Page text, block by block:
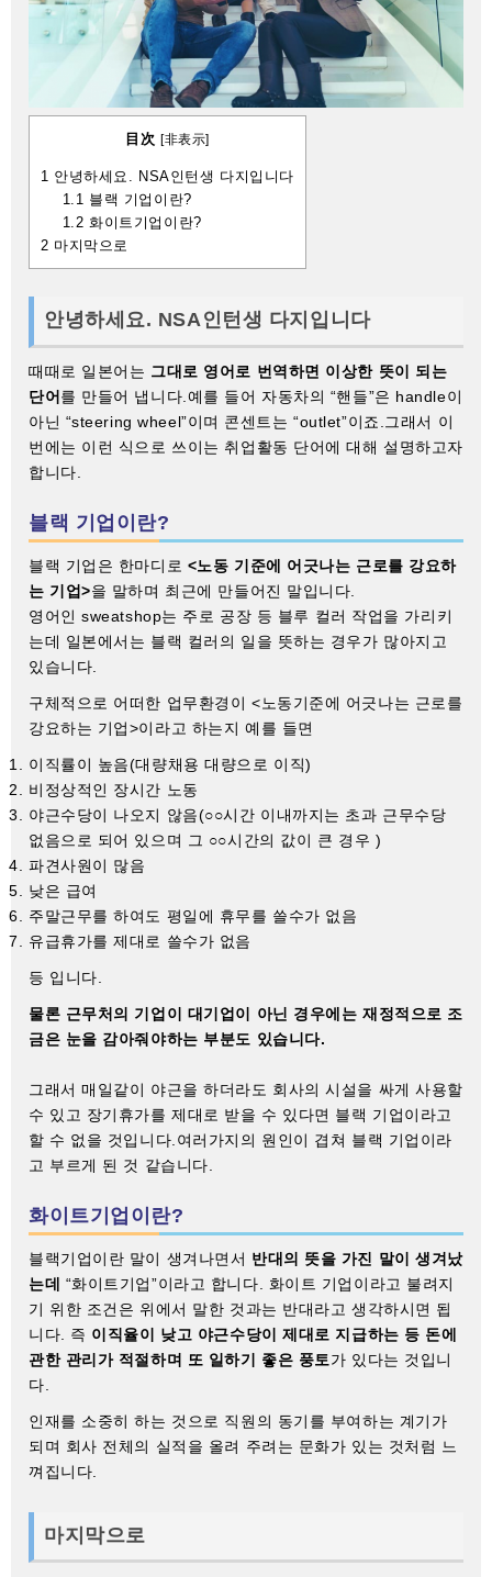
目次 [非表示]
1 안녕하세요. NSA인턴생 다지입니다
1.1 블랙 기업이란?
1.2 화이트기업이란?
2 마지막으로
안녕하세요. NSA인턴생 다지입니다
때때로 일본어는 그대로 영어로 번역하면 이상한 뜻이 되는
단어를 만들어 냅니다.예를 들어 자동차의 “핸들”은 handle이
아닌 “steering wheel”이며 콘센트는 “outlet”이죠.그래서 이
번에는 이런 식으로 쓰이는 취업활동 단어에 대해 설명하고자
합니다.
블랙 기업이란?
블랙 기업은 한마디로 <노동 기준에 어긋나는 근로를 강요하
는 기업>을 말하며 최근에 만들어진 말입니다.
영어인 sweatshop는 주로 공장 등 블루 컬러 작업을 가리키
는데 일본에서는 블랙 컬러의 일을 뜻하는 경우가 많아지고
있습니다.
구체적으로 어떠한 업무환경이 <노동기준에 어긋나는 근로를
강요하는 기업>이라고 하는지 예를 들면
이직률이 높음(대량채용 대량으로 이직)
비정상적인 장시간 노동
야근수당이 나오지 않음(○○시간 이내까지는 초과 근무수당
없음으로 되어 있으며 그 ○○시간의 값이 큰 경우 )
파견사원이 많음
낮은 급여
주말근무를 하여도 평일에 휴무를 쓸수가 없음
유급휴가를 제대로 쓸수가 없음
등 입니다.
물론 근무처의 기업이 대기업이 아닌 경우에는 재정적으로 조
금은 눈을 감아줘야하는 부분도 있습니다.
그래서 매일같이 야근을 하더라도 회사의 시설을 싸게 사용할
수 있고 장기휴가를 제대로 받을 수 있다면 블랙 기업이라고
할 수 없을 것입니다.여러가지의 원인이 겹쳐 블랙 기업이라
고 부르게 된 것 같습니다.
화이트기업이란?
블랙기업이란 말이 생겨나면서 반대의 뜻을 가진 말이 생겨났
는데 “화이트기업”이라고 합니다. 화이트 기업이라고 불려지
기 위한 조건은 위에서 말한 것과는 반대라고 생각하시면 됩
니다. 즉 이직율이 낮고 야근수당이 제대로 지급하는 등 돈에
관한 관리가 적절하며 또 일하기 좋은 풍토가 있다는 것입니
다.
인재를 소중히 하는 것으로 직원의 동기를 부여하는 계기가
되며 회사 전체의 실적을 올려 주려는 문화가 있는 것처럼 느
껴집니다.
마지막으로